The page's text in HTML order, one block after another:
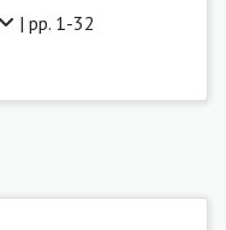
| pp. 1-32